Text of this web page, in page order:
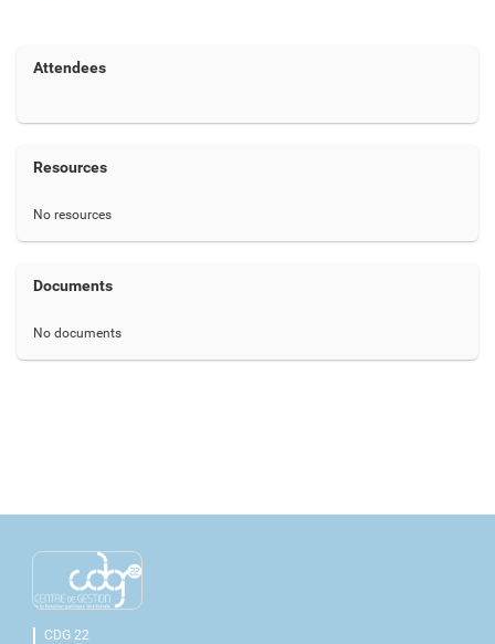
Attendees
Resources
No resources
Documents
No documents
CDG 22